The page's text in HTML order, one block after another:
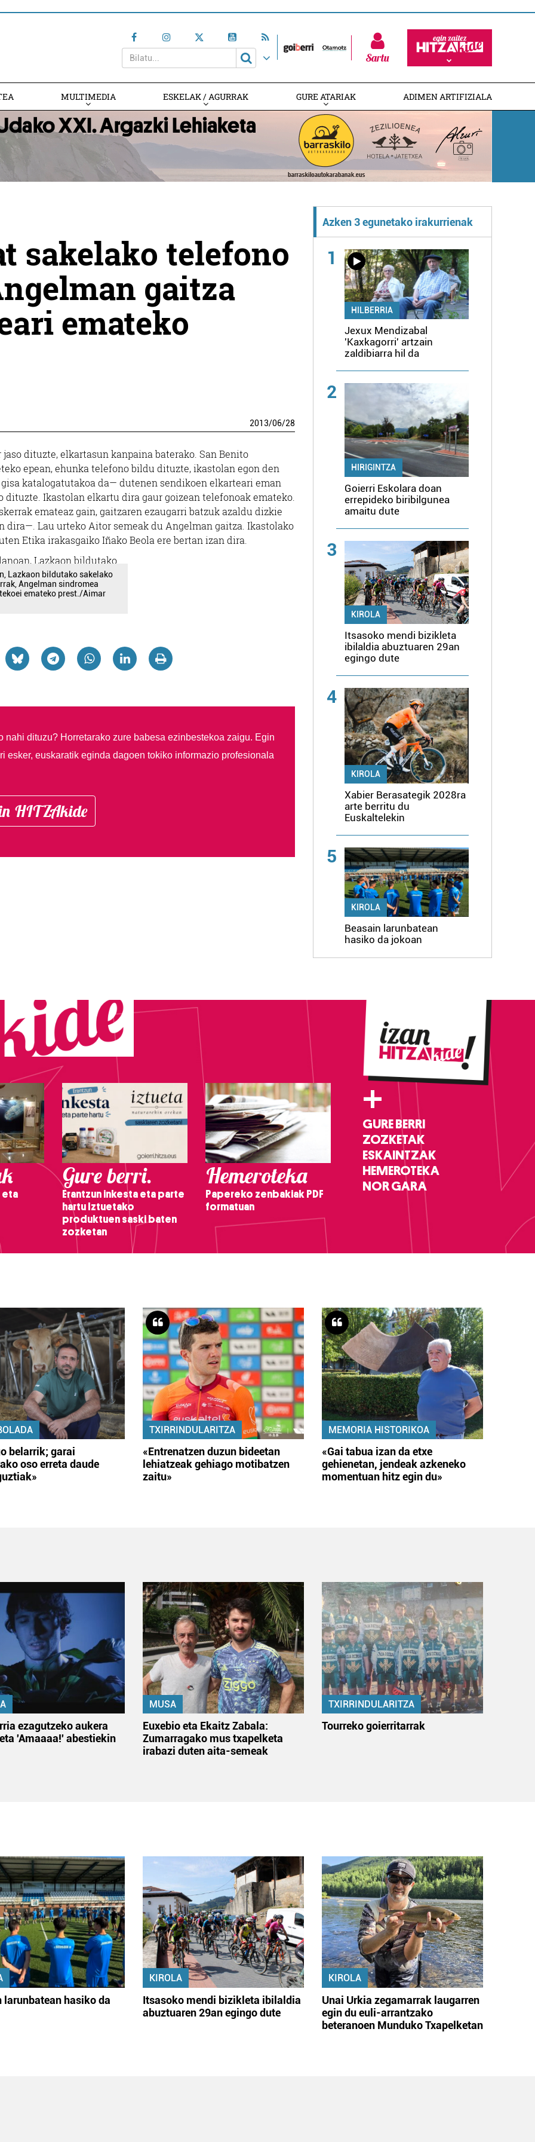
Sartu
MULTIMEDIA ESKELAK / AGURRAK GURE ATARIAK ADIMEN ARTIFIZIALA
sakelako telefono
gaitza
emateko
2013/06/28
dituzte, elkartasun kanpaina baterako. San Benito
epean, ehunka telefono bildu dituzte, ikastolan egon den
katalogatutakoa da— dutenen sendikoen elkarteari eman
Ikastolan elkartu dira gaur goizean telefonoak emateko.
emateaz gain, gaitzaren ezaugarri batzuk azaldu dizkie
Lau urteko Aitor semeak du Angelman gaitza. Ikastolako
Etika irakasgaiko Iñako Beola ere bertan izan dira.
Lazkaon bildutako sakelako
Angelman sindromea
emateko prest./Aimar
nahi dituzu? Horretarako zure babesa ezinbestekoa zaigu. Egin
esker, euskaratik eginda dagoen tokiko informazio profesionala
HITZAkide
Azken 3 egunetako irakurrienak
1
HILBERRIA
Jexux Mendizabal
'Kaxkagorri' artzain
zaldibiarra hil da
2
HIRIGINTZA
Goierri Eskolara doan
errepideko biribilgunea
amaitu dute
3
KIROLA
Itsasoko mendi bizikleta
ibilaldia abuztuaren 29an
egingo dute
4
KIROLA
Xabier Berasategik 2028ra
arte berritu du
Euskaltelekin
5
KIROLA
Beasain larunbatean
hasiko da jokoan
eta
Gure berri.
Erantzun inkesta eta parte
hartu Iztuetako
produktuen saski baten
zozketan
Hemeroteka
Papereko zenbakiak PDF
formatuan
+
GURE BERRI
ZOZKETAK
ESKAINTZAK
HEMEROTEKA
NOR GARA
belarrik; garai
oso erreta daude
TXIRRINDULARITZA
«Entrenatzen duzun bideetan
lehiatzeak gehiago motibatzen
zaitu»
MEMORIA HISTORIKOA
«Gai tabua izan da etxe
gehienetan, jendeak azkeneko
momentuan hitz egin du»
ezagutzeko aukera
'Amaaaa!' abestiekin
MUSA
Euxebio eta Ekaitz Zabala:
Zumarragako mus txapelketa
irabazi duten aita-semeak
TXIRRINDULARITZA
Tourreko goierritarrak
larunbatean hasiko da
KIROLA
Itsasoko mendi bizikleta ibilaldia
abuztuaren 29an egingo dute
KIROLA
Unai Urkia zegamarrak laugarren
egin du euli-arrantzako
beteranoen Munduko Txapelketan